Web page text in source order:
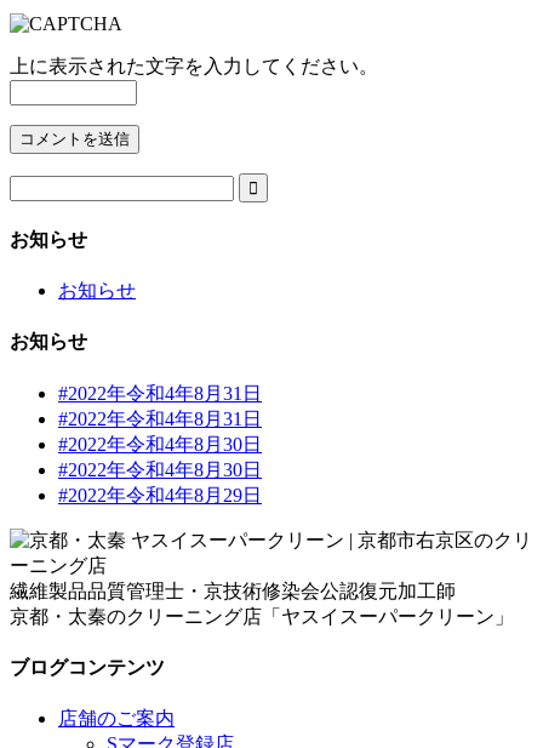
上に表示された文字を入力してください。

お知らせ
お知らせ
お知らせ
#2022年令和4年8月31日
#2022年令和4年8月31日
#2022年令和4年8月30日
#2022年令和4年8月30日
#2022年令和4年8月29日
繊維製品品質管理士・京技術修染会公認復元加工師
京都・太秦のクリーニング店「ヤスイスーパークリーン」
ブログコンテンツ
店舗のご案内